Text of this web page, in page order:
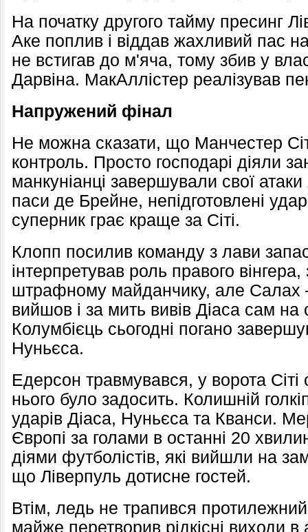
На початку другого тайму пресинг
Аке поплив і віддав жахливий пас
не встигав до м'яча, тому збив у
Дарвіна. МакАллістер реалізував
Напружений фінал
Не можна сказати, що Манчестер
контроль. Просто господарі діяли
манкуніанці завершували свої
паси де Брейне, непідготовлені
суперник грає краще за Сіті.
Клопп посилив команду з лави
інтерпретував роль правого
штрафному майданчику, але Салах
вийшов і за мить вивів Діаса сам
Колумбієць сьогодні погано
Нуньєса.
Едерсон травмувався, у ворота Сіті
нього було задосить. Колишній
ударів Діаса, Нуньєса та Кванси.
Європі за голами в останні 20
діями футболістів, які вийшли на
що Ліверпуль дотисне гостей.
Втім, ледь не трапився
майже перетворив рідкісні виходи